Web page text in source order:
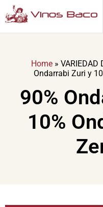
Home» VARIEDAD
Ondarrabi Zuri y
90%
10%